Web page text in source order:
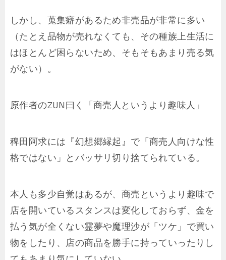
しかし、蒐集癖があるため非売品が非常に多い
（たとえ品物が売れなくても、その種族上生活に
はほとんど困らないため、そもそもあまり売る気
がない）。
原作者のZUN曰く「商売人というより趣味人」
稗田阿求には『幻想郷縁起』で「商売人向けな性
格ではない」とバッサリ切り捨てられている。
本人も多少自覚はあるが、商売というより趣味で
店を開いているスタンスは変化しておらず、金を
払う気が全くない霊夢や魔理沙が「ツケ」で買い
物をしたり、店の商品を勝手に持っていったりし